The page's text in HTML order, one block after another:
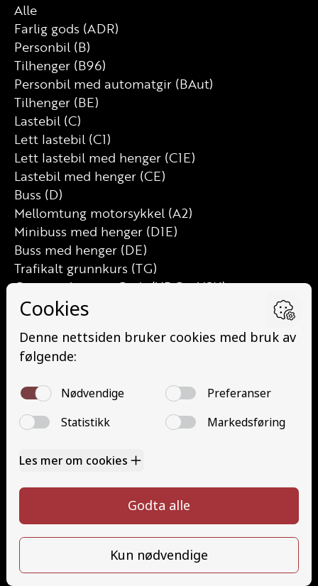
Alle
Farlig gods (ADR)
Personbil (B)
Tilhenger (B96)
Personbil med automatgir (BAut)
Tilhenger (BE)
Lastebil (C)
Lett lastebil (C1)
Lett lastebil med henger (C1E)
Lastebil med henger (CE)
Buss (D)
Mellomtung motorsykkel (A2)
Minibuss med henger (D1E)
Buss med henger (DE)
Trafikalt grunnkurs (TG)
Grunnutdanning Gods (YDG – YSK)
Grunnutdanning Person (YDP – YSK)
YSK Gods etterutdanning (EYDG)
Nettbasert teorikurs (Teorikurs)
Løfteredskap G11 (Løfteredskap G11)
Lastebilkran (G8) (Lastebilkran (G8))
Motorsykkel (A)
Kontakt
Priser
Elevside
Kontakt oss
info@halaasts.no
Følg oss